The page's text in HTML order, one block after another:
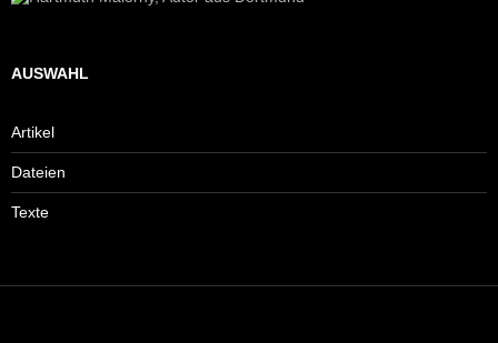
AUSWAHL
Artikel
Dateien
Texte